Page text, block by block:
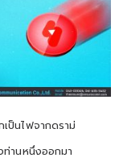
ป็นไฟจากดราม่
ท่านหนึ่งออกมา